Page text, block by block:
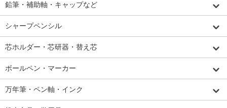
鉛筆・補助軸・キャップなど
シャープペンシル
芯ホルダー・芯研器・替え芯
ボールペン・マーカー
万年筆・ペン軸・インク